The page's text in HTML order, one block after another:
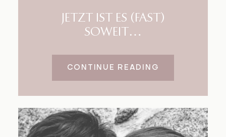
JETZT IST ES (FAST)
SOWEIT…
CONTINUE READING